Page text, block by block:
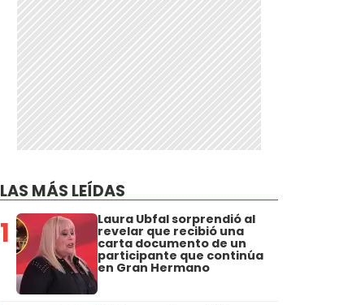
LAS MÁS LEÍDAS
1 Laura Ubfal sorprendió al
revelar que recibió una
carta documento de un
participante que continúa
en Gran Hermano